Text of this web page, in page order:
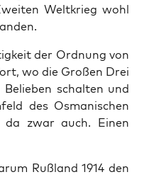
Welt­krieg wohl
der Ord­nung von
wo die Gro­ßen Drei
schal­ten und
des Osma­ni­schen
da zwar auch. Einen
Ruß­land 1914 den